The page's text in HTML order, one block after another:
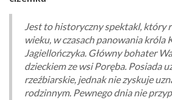
Jest to historyczny spektakl, który
wieku, w czasach panowania króla
Jagiellończyka. Główny bohater
dzieckiem ze wsi Poręba. Posiada
rzeźbiarskie, jednak nie zyskuje
rodzinnym. Pewnego dnia nie